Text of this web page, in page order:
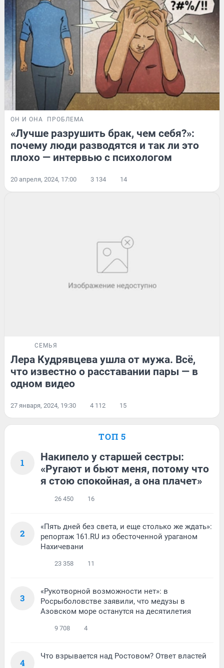
ОН И ОНА ПРОБЛЕМА
«Лучше разрушить брак, чем себя?»:
почему люди разводятся и так ли это
плохо — интервью с психологом
20 апреля, 2024, 17:00 3 134 14
СЕМЬЯ
Лера Кудрявцева ушла от мужа. Всё,
что известно о расставании пары — в
одном видео
27 января, 2024, 19:30 4 112 15
ТОП 5
1
Накипело у старшей сестры:
«Ругают и бьют меня, потому что
я стою спокойная, а она плачет»
26 450 16
2
«Пять дней без света, и еще столько же ждать»:
репортаж 161.RU из обесточенной ураганом
Нахичевани
23 358 11
3
«Рукотворной возможности нет»: в
Росрыболовстве заявили, что медузы в
Азовском море останутся на десятилетия
9 708 4
4
Что взрывается над Ростовом? Ответ властей